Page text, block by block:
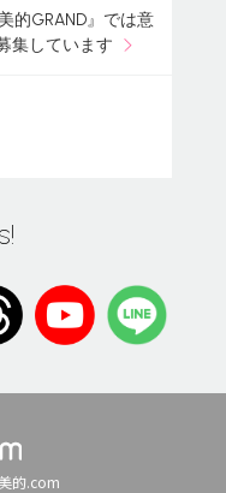
的GRAND』では意
集しています
的.com